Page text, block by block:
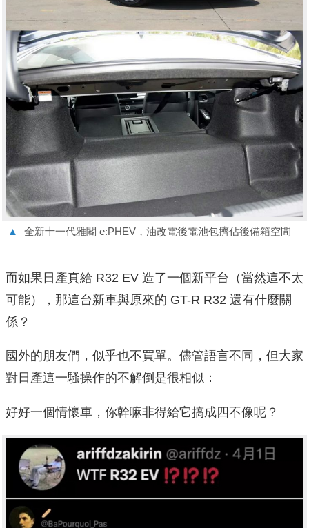
▲ 全新十一代雅閣 e:PHEV，油改電後電池包擠佔後備箱空間
而如果日產真給 R32 EV 造了一個新平台（當然這不太
可能），那這台新車與原來的 GT-R R32 還有什麼關
係？
國外的朋友們，似乎也不買單。儘管語言不同，但大家
對日產這一騷操作的不解倒是很相似：
好好一個情懷車，你幹嘛非得給它搞成四不像呢？